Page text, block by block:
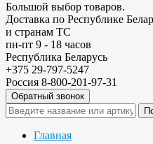
Большой выбор товаров.
Доставка по Республике
и странам ТС
пн-пт 9 - 18 часов
Республика Беларусь
+375 29-797-5247
Россия 8-800-201-97-31
Обратный звонок
Главная